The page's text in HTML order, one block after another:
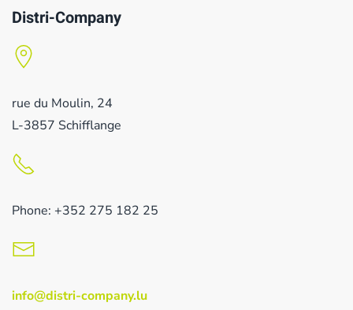
Distri-Company
rue du Moulin, 24
L-3857 Schifflange
Phone: +352 275 182 25
info@distri-company.lu